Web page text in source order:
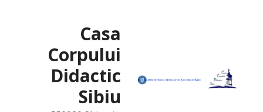
Casa
Corpului
Didactic
Sibiu